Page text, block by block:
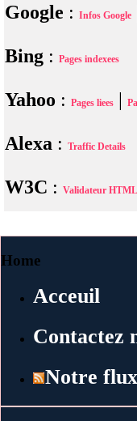
Google : Infos Google
Bing : Pages indexees
Yahoo : Pages liees |
Alexa : Traffic Details
W3C : Validateur HTML
Home
Acceuil
Contactez
Notre